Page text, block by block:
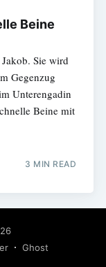
Beine
Sie wird
Gegenzug
Unterengadin
Beine mit
3 MIN READ
Ghost